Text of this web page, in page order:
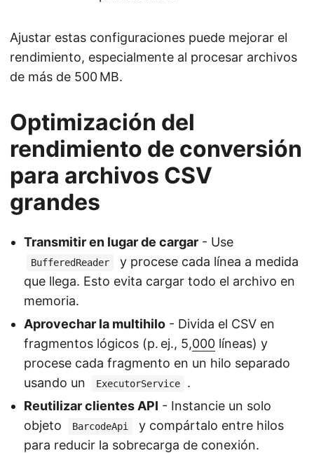
Ajustar estas configuraciones puede mejorar el
rendimiento, especialmente al procesar archivos
de más de 500 MB.
Optimización del
rendimiento de conversión
para archivos CSV
grandes
Transmitir en lugar de cargar - Use
BufferedReader
y procese cada línea a medida
que llega. Esto evita cargar todo el archivo en
memoria.
Aprovechar la multihilo - Divida el CSV en
fragmentos lógicos (p. ej., 5,000 líneas) y
procese cada fragmento en un hilo separado
usando un
ExecutorService
.
Reutilizar clientes API - Instancie un solo
objeto
BarcodeApi
y compártalo entre hilos
para reducir la sobrecarga de conexión.